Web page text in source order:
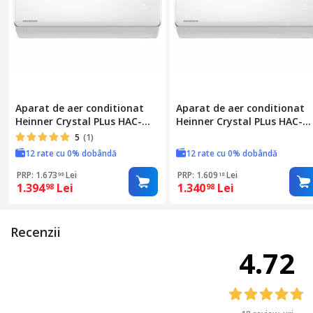
Caracteristici speciale
Aparat de aer conditionat
Heinner Crystal PLus HAC-
CRP12KITWIFI++, Control
WiFi, 12000 BTU, Kit instalare
inclus, Clasa A++, Control
inteligent al umiditatii,
Breeze away, Eco+, Follow
5 (1)
12 rate cu 0% dobândă
PRP: 1.673 98 Lei
1.39498 Lei
Aparat de aer conditionat
Heinner Crystal PLus HAC-
instalare inclus, Clasa A++,
Control inteligent al
umiditatii, Breeze away,
Eco+, Follow me,
12 rate cu 0% dobândă
PRP: 1.609 18 Lei
1.34098 Lei
Recenzii
4.72